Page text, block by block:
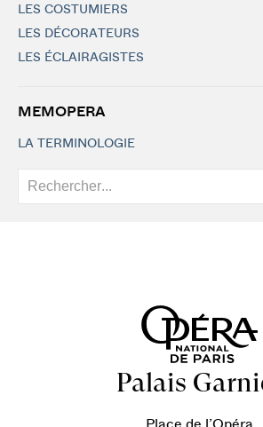
LES COSTUMIERS
LES DÉCORATEURS
LES ÉCLAIRAGISTES
MEMOPERA
LA TERMINOLOGIE
Palais